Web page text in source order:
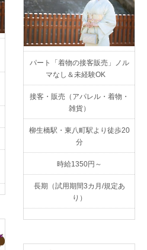
パート「着物の接客販売」ノル
マなし＆未経験OK
接客・販売（アパレル・着物・
雑貨）
柳生橋駅・東八町駅より徒歩20
分
時給1350円～
長期（試用期間3カ月/規定あ
り）